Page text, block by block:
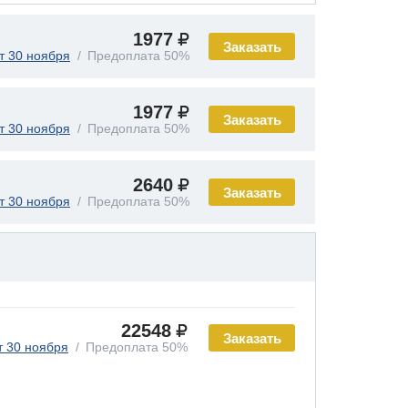
Заказать
1977
30 ноября Предоплата 50%
Заказать
1977
30 ноября Предоплата 50%
Заказать
2640
30 ноября Предоплата 50%
Заказать
22548
30 ноября Предоплата 50%